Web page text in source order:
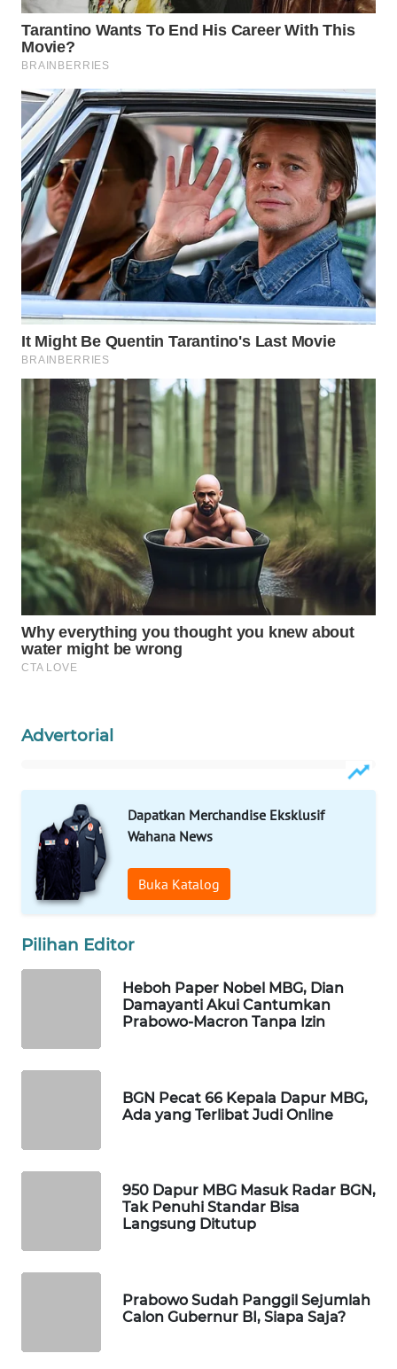
Advertorial
Dapatkan Merchandise Eksklusif
Wahana News
Buka Katalog
Pilihan Editor
Heboh Paper Nobel MBG, Dian
Damayanti Akui Cantumkan
Prabowo-Macron Tanpa Izin
BGN Pecat 66 Kepala Dapur MBG,
Ada yang Terlibat Judi Online
950 Dapur MBG Masuk Radar BGN,
Tak Penuhi Standar Bisa
Langsung Ditutup
Prabowo Sudah Panggil Sejumlah
Calon Gubernur BI, Siapa Saja?
LIKUPANG
WN
LABUANBAJO
WN
BORNEO
Wahana
Media
Group
WAHANA
NEWS
WAHANA
TANI
WAHANA
ADVOKAT
WAHANA
INFRASTRUKTUR
WAHANA
KONSUMEN
WAHANA
LISTRIK
WAHANA
WAHANA
ID
WAHANANEWS
CO ID
NET
WAHANA
OTOMOTIF